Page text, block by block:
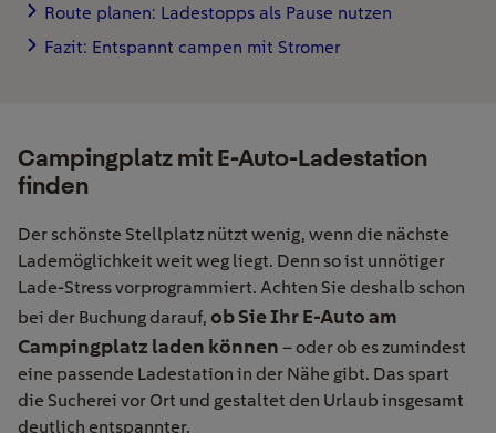
Route planen: Ladestopps als Pause nutzen
Fazit: Entspannt campen mit Stromer
Campingplatz mit E-Auto-Ladestation
finden
Der schönste Stellplatz nützt wenig, wenn die nächste
Lademöglichkeit weit weg liegt. Denn so ist unnötiger
Lade-Stress vorprogrammiert. Achten Sie deshalb schon
bei der Buchung darauf, ob Sie Ihr E-Auto am
Campingplatz laden können – oder ob es zumindest
eine passende Ladestation in der Nähe gibt. Das spart
die Sucherei vor Ort und gestaltet den Urlaub insgesamt
deutlich entspannter.